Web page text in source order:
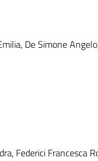
De Simone
Federici Francesca